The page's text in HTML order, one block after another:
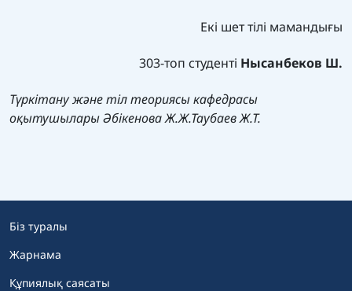
Екі шет тілі мамандығы
303-топ студенті Нысанбеков Ш.
Түркітану және тіл теориясы кафедрасы
оқытушылары Әбікенова Ж.Ж.Таубаев Ж.Т.
Біз туралы
Жарнама
Құпиялық саясаты